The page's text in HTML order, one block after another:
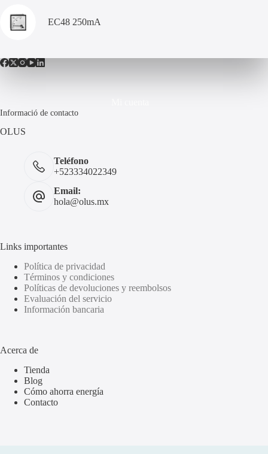
EC48 250mA
Informació de contacto
OLUS
Teléfono
+523334022349
Email:
hola@olus.mx
Links importantes
Política de privacidad
Términos y condiciones
Políticas de devoluciones y reembolsos
Evaluación del servicio
Información bancaria
Acerca de
Tienda
Blog
Cómo ahorra energía
Contacto